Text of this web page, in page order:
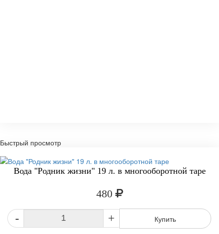
Быстрый просмотр
Вода "Родник жизни" 19 л. в многооборотной таре
480
- + Купить